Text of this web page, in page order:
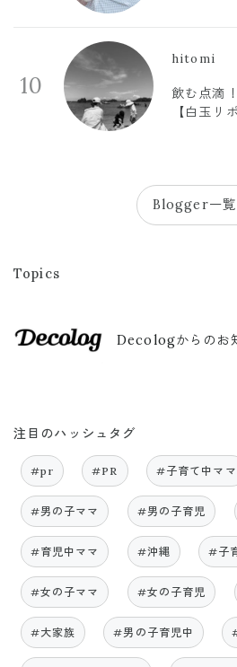
10
hitomi
飲む点滴
【白玉リ
Blogger一覧
Topics
Decologからのお
注目のハッシュタグ
#pr #PR #子育て中ママ
#男の子ママ #男の子育児
#育児中ママ #沖縄 #子
#女の子ママ #女の子育児
#大家族 #男の子育児中